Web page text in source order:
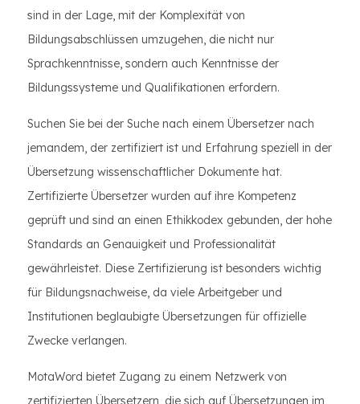
sind in der Lage, mit der Komplexität von
Bildungsabschlüssen umzugehen, die nicht nur
Sprachkenntnisse, sondern auch Kenntnisse der
Bildungssysteme und Qualifikationen erfordern.
Suchen Sie bei der Suche nach einem Übersetzer nach
jemandem, der zertifiziert ist und Erfahrung speziell in der
Übersetzung wissenschaftlicher Dokumente hat.
Zertifizierte Übersetzer wurden auf ihre Kompetenz
geprüft und sind an einen Ethikkodex gebunden, der hohe
Standards an Genauigkeit und Professionalität
gewährleistet. Diese Zertifizierung ist besonders wichtig
für Bildungsnachweise, da viele Arbeitgeber und
Institutionen beglaubigte Übersetzungen für offizielle
Zwecke verlangen.
MotaWord bietet Zugang zu einem Netzwerk von
zertifizierten Übersetzern, die sich auf Übersetzungen im